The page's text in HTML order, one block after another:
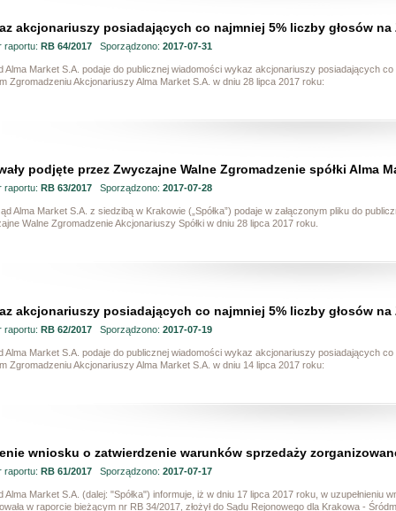
akcjonariuszy posiadających co najmniej 5% liczby głosów na
raportu: RB 64/2017Sporządzono: 2017-07-31
Alma Market S.A. podaje do publicznej wiadomości wykaz akcjonariuszy posiadających
Zgromadzeniu Akcjonariuszy Alma Market S.A. w dniu 28 lipca 2017 roku:
podjęte przez Zwyczajne Walne Zgromadzenie spółki Alma
raportu: RB 63/2017Sporządzono: 2017-07-28
Alma Market S.A. z siedzibą w Krakowie („Spółka”) podaje w załączonym pliku do
Walne Zgromadzenie Akcjonariuszy Spółki w dniu 28 lipca 2017 roku.
akcjonariuszy posiadających co najmniej 5% liczby głosów na
raportu: RB 62/2017Sporządzono: 2017-07-19
Alma Market S.A. podaje do publicznej wiadomości wykaz akcjonariuszy posiadających
Zgromadzeniu Akcjonariuszy Alma Market S.A. w dniu 14 lipca 2017 roku:
wniosku o zatwierdzenie warunków sprzedaży
raportu: RB 61/2017Sporządzono: 2017-07-17
Alma Market S.A. (dalej: "Spółka") informuje, iż w dniu 17 lipca 2017 roku, w uzupełnieniu
w raporcie bieżącym nr RB 34/2017, złożył do Sądu Rejonowego dla Krakowa -